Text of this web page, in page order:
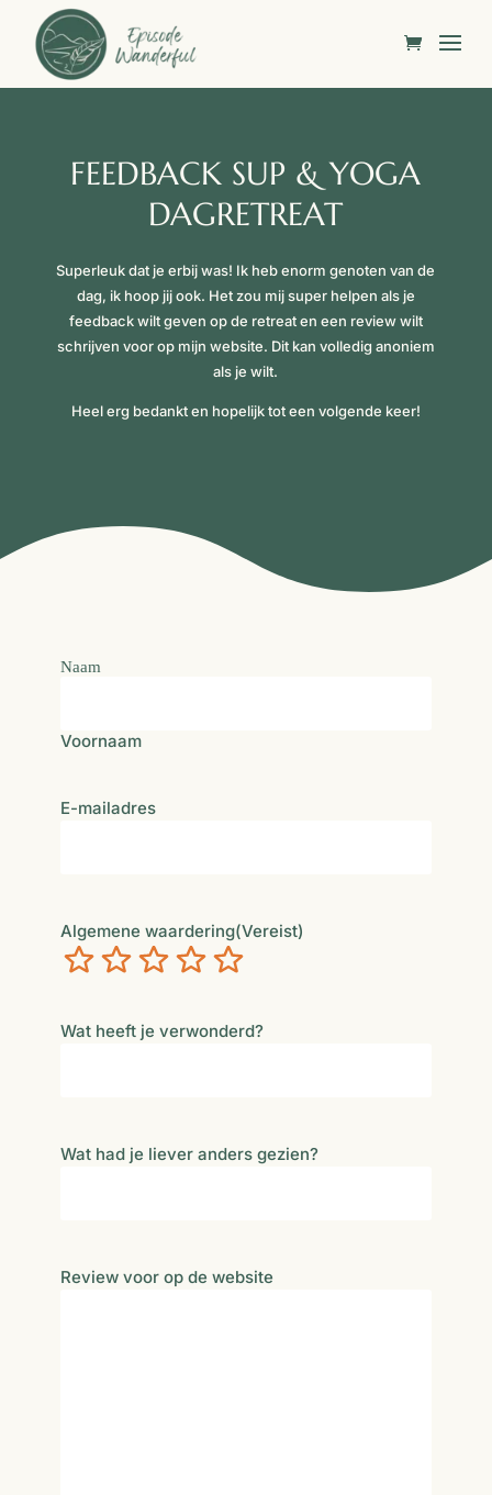
FEEDBACK SUP & YOGA
DAGRETREAT
Superleuk dat je erbij was! Ik heb enorm genoten van de
dag, ik hoop jij ook. Het zou mij super helpen als je
feedback wilt geven op de retreat en een review wilt
schrijven voor op mijn website. Dit kan volledig anoniem
als je wilt.
Heel erg bedankt en hopelijk tot een volgende keer!
Naam
Voornaam
E-mailadres
Algemene waardering(Vereist)
Uitstekend
Best goed
Neutraal
Niet zo goed
Verschrikkelijk
Wat heeft je verwonderd?
Wat had je liever anders gezien?
Review voor op de website